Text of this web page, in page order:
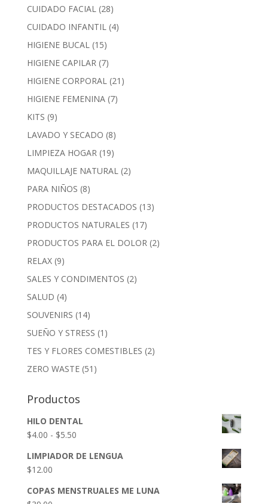
CUIDADO FACIAL (28)
CUIDADO INFANTIL (4)
HIGIENE BUCAL (15)
HIGIENE CAPILAR (7)
HIGIENE CORPORAL (21)
HIGIENE FEMENINA (7)
KITS (9)
LAVADO Y SECADO (8)
LIMPIEZA HOGAR (19)
MAQUILLAJE NATURAL (2)
PARA NIÑOS (8)
PRODUCTOS DESTACADOS (13)
PRODUCTOS NATURALES (17)
PRODUCTOS PARA EL DOLOR (2)
RELAX (9)
SALES Y CONDIMENTOS (2)
SALUD (4)
SOUVENIRS (14)
SUEÑO Y STRESS (1)
TES Y FLORES COMESTIBLES (2)
ZERO WASTE (51)
Productos
HILO DENTAL
$4.00 - $5.50Rango
precios:
$4.00
LIMPIADOR DE LENGUA
$12.00
COPAS MENSTRUALES ME LUNA